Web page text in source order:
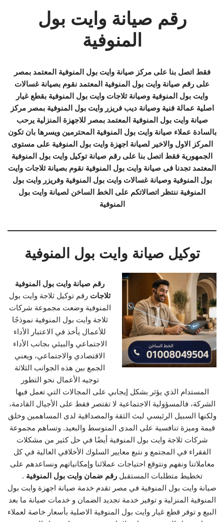
رقم صيانة وايت بول
المنوفية
فقط اتصل بنا على مركز صيانة وايت بول المنوفية المعتمد بمصر
على رقم صيانة وايت بول المنوفية المعتمد نقوم بصيانة غسالات
وايت بول المنوفية وصيانة ثلاجات وايت بول المنوفية بقطع غيار
اصلية عمالة فنية وصيانة ديب فريزر وايت بول المنوفية بمصر مركز
صيانة وايت بول المنوفية المعتمد بمصر للاجهزة المنزلية يرحب
بالسادة عملاء صيانة وايت بول المنوفية المحترمين ويسرها بان تكون
المركز الاول والاخير لصيانة اجهزة وايت بول المنوفية على مستوى
الجمهورية فقط اتصل بنا على رقم صيانة توكيل وايت بول المنوفية
المعتمد تجدنا فى صيانة وايت بول المنوفية نقوم بصيانة ثلاجات وايت
بول المنوفية وصيانة غسالات وايت بول المنوفية وفريزر وايت بول
المنوفية ننتظر اتصالاتكم على الخط الساخن لصيانة وايت بول
المنوفية
توكيل صيانة وايت بول المنوفية
رقم صيانة وايت بول المنوفية
ثلاجات رقم توكيل ثلاجة وايت بول
المنوفية وضعت مجموعة شركات
ثلاجة وايت بول المنوفية نموذجًا
للأعمال يأخذ في الاعتبار الأداء
الاجتماعي والبيئي بجانب الأداء
الاقتصادي والاجتماعي، ويعني
الجمع بين هذه الجوانب الثلاثة
توجيه الأعمال نحو التطور
المستدام الذي يؤثر بشكل إيجابي على المجالات التي تعمل فيها
الشركة، فالمسؤولية الاجتماعية لا تقتصر فقط على الأجيال القادمة،
ولكنها السبيل الرئيسي لبث الثقة والمصداقية لدى المساهمين وخلق
قيمة وميزة تنافسية على المدى المتوسط والبعيد. وتساهم مجموعة
شركات ثلاجة وايت بول المنوفية أيضًا في حل كثير من مشكلات
الفقراء في المجتمع و نتبع معايير السلوك الأخلاقي العالية في كل
معاملاتنا ونفهم ونتوقع احتياجات عملائنا وإمكانياتهم ونساعدهم على
تخطيط متطلبات المستقبلرقم ضمان وايت بول المنوفية .
صيانة وايت بول المنوفية في مصر تقدم خدمة صيانة اجهزة وايت بول
المنوفية المنزلية و توفير خدمة تجديد الضمان و خدمات صيانة ما بعد
البيع و توفر قطع غيار وايت بول المنوفية الاصلية بأسعار خاصة لعملاء